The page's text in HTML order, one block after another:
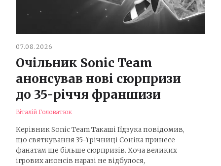
07.08.2026
Очільник Sonic Team
анонсував нові сюрпризи
до 35-річчя франшизи
Віталій Головатюк
Керівник Sonic Team Такаші Іїдзука повідомив,
що святкування 35-ї річниці Соніка принесе
фанатам ще більше сюрпризів. Хоча великих
ігрових анонсів наразі не відбулося,